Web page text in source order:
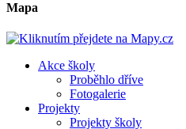
Mapa
Akce školy
Proběhlo dříve
Fotogalerie
Projekty
Projekty školy